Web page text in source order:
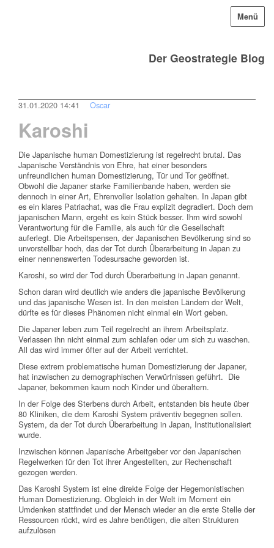
Der Geostrategie Blog
Menü
31.01.2020 14:41 Oscar
Karoshi
Die Japanische human Domestizierung ist regelrecht brutal. Das
Japanische Verständnis von Ehre, hat einer besonders
unfreundlichen human Domestizierung, Tür und Tor geöffnet.
Obwohl die Japaner starke Familienbande haben, werden sie
dennoch in einer Art, Ehrenvoller Isolation gehalten. In Japan gibt
es ein klares Patriachat, was die Frau explizit degradiert. Doch dem
japanischen Mann, ergeht es kein Stück besser. Ihm wird sowohl
Verantwortung für die Familie, als auch für die Gesellschaft
auferlegt. Die Arbeitspensen, der Japanischen Bevölkerung sind so
unvorstellbar hoch, das der Tot durch Überarbeitung in Japan zu
einer nennenswerten Todesursache geworden ist.
Karoshi, so wird der Tod durch Überarbeitung in Japan genannt.
Schon daran wird deutlich wie anders die japanische Bevölkerung
und das japanische Wesen ist. In den meisten Ländern der Welt,
dürfte es für dieses Phänomen nicht einmal ein Wort geben.
Die Japaner leben zum Teil regelrecht an ihrem Arbeitsplatz.
Verlassen ihn nicht einmal zum schlafen oder um sich zu waschen.
All das wird immer öfter auf der Arbeit verrichtet.
Diese extrem problematische human Domestizierung der Japaner,
hat inzwischen zu demographischen Verwürfnissen geführt. Die
Japaner, bekommen kaum noch Kinder und überaltern.
In der Folge des Sterbens durch Arbeit, entstanden bis heute über
80 Kliniken, die dem Karoshi System präventiv begegnen sollen.
System, da der Tot durch Überarbeitung in Japan, Institutionalisiert
wurde.
Inzwischen können Japanische Arbeitgeber vor den Japanischen
Regelwerken für den Tot ihrer Angestellten, zur Rechenschaft
gezogen werden.
Das Karoshi System ist eine direkte Folge der Hegemonistischen
Human Domestizierung. Obgleich in der Welt im Moment ein
Umdenken stattfindet und der Mensch wieder an die erste Stelle der
Ressourcen rückt, wird es Jahre benötigen, die alten Strukturen
aufzulösen